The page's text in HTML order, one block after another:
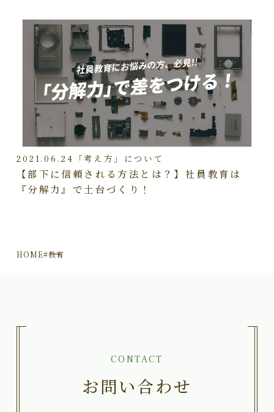
2021.06.24 「考え方」について
【部下に信頼される方法とは？】社員教育は
『分解力』で土台づくり！
HOME#教育
CONTACT
お問い合わせ